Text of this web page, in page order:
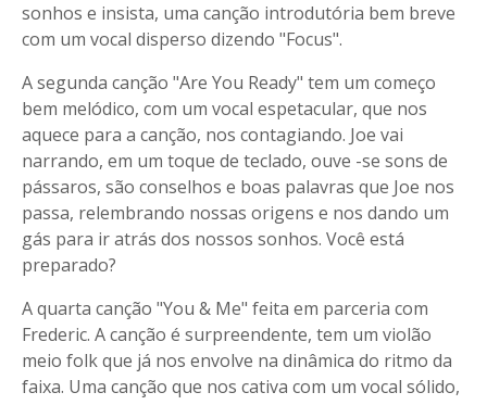
sonhos e insista, uma canção introdutória bem breve
com um vocal disperso dizendo "Focus".
A segunda canção "Are You Ready" tem um começo
bem melódico, com um vocal espetacular, que nos
aquece para a canção, nos contagiando. Joe vai
narrando, em um toque de teclado, ouve -se sons de
pássaros, são conselhos e boas palavras que Joe nos
passa, relembrando nossas origens e nos dando um
gás para ir atrás dos nossos sonhos. Você está
preparado?
A quarta canção "You & Me" feita em parceria com
Frederic. A canção é surpreendente, tem um violão
meio folk que já nos envolve na dinâmica do ritmo da
faixa. Uma canção que nos cativa com um vocal sólido,